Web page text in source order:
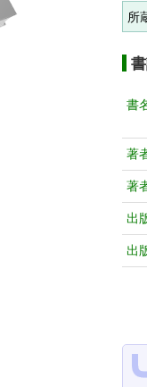
所
書
著
著
出
出